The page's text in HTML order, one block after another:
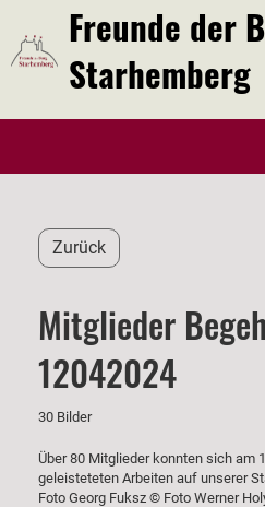
Freunde der
Starhemberg
Zurück
Mitglieder
12042024
30 Bilder
Über 80 Mitglieder konnten sich am
geleisteteten Arbeiten auf unserer
Foto Georg Fuksz © Foto Werner